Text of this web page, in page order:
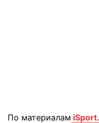
По материалам